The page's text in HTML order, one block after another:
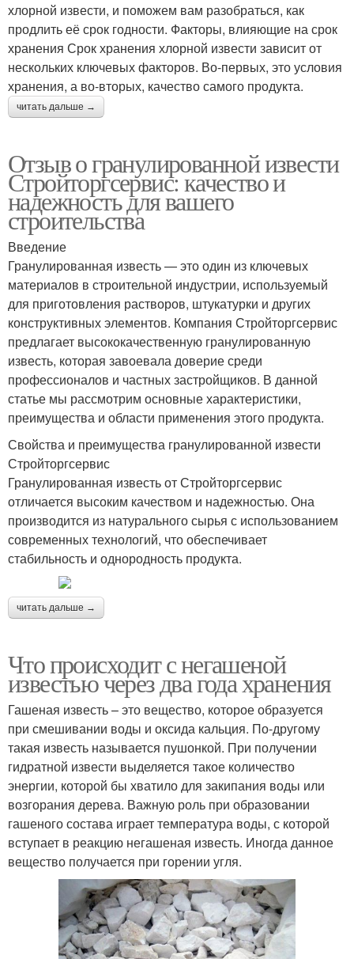
хлорной извести, и поможем вам разобраться, как
продлить её срок годности. Факторы, влияющие на срок
хранения Срок хранения хлорной извести зависит от
нескольких ключевых факторов. Во-первых, это условия
хранения, а во-вторых, качество самого продукта.
читать дальше →
Отзыв о гранулированной извести
Стройторгсервис: качество и
надежность для вашего
строительства
Введение
Гранулированная известь — это один из ключевых
материалов в строительной индустрии, используемый
для приготовления растворов, штукатурки и других
конструктивных элементов. Компания Стройторгсервис
предлагает высококачественную гранулированную
известь, которая завоевала доверие среди
профессионалов и частных застройщиков. В данной
статье мы рассмотрим основные характеристики,
преимущества и области применения этого продукта.
Свойства и преимущества гранулированной извести
Стройторгсервис
Гранулированная известь от Стройторгсервис
отличается высоким качеством и надежностью. Она
производится из натурального сырья с использованием
современных технологий, что обеспечивает
стабильность и однородность продукта.
читать дальше →
Что происходит с негашеной
известью через два года хранения
Гашеная известь – это вещество, которое образуется
при смешивании воды и оксида кальция. По-другому
такая известь называется пушонкой. При получении
гидратной извести выделяется такое количество
энергии, которой бы хватило для закипания воды или
возгорания дерева. Важную роль при образовании
гашеного состава играет температура воды, с которой
вступает в реакцию негашеная известь. Иногда данное
вещество получается при горении угля.